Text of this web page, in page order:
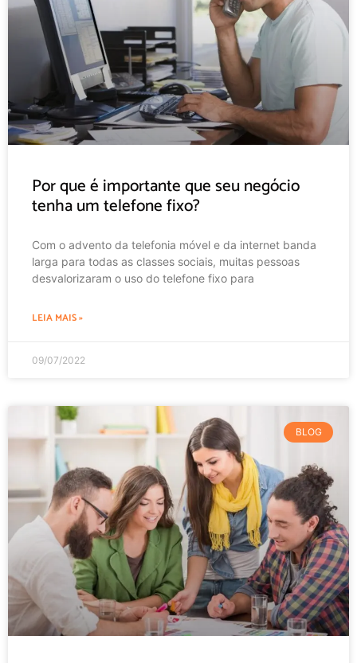
Por que é importante que seu negócio
tenha um telefone fixo?
Com o advento da telefonia móvel e da internet banda
larga para todas as classes sociais, muitas pessoas
desvalorizaram o uso do telefone fixo para
LEIA MAIS »
09/07/2022
BLOG